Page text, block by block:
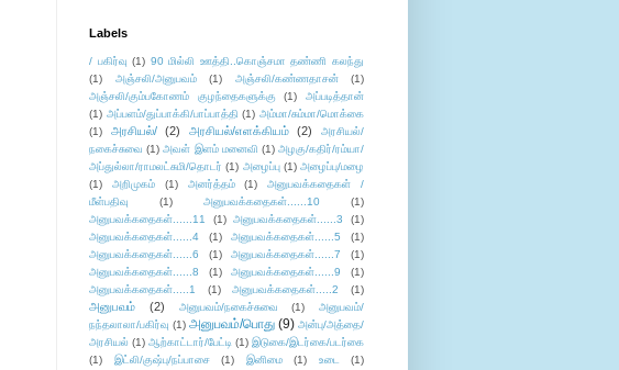
Labels
/ பகிர்வு (1) 90 மில்லி ஊத்தி..கொஞ்சமா தண்ணி கலந்து
(1)
அஞ்சலி/அனுபவம் (1) அஞ்சலி/கண்ணதாசன்
(1)
அஞ்சலி/கும்பகோணம் குழந்தைகளுக்கு
(1)
அப்படித்தான்
(1) அப்பளம்/துப்பாக்கி/பாப்பாத்தி (1) அம்மா/சும்மா/மொக்கை
(1)
அரசியல்/ (2) அரசியல்/எளக்கியம் (2)
அரசியல்/
நகைச்சுவை (1) அவள் இளம் மனைவி (1) அழகு/கதிர்/ரம்யா/
அப்துல்லா/ராமலட்சுமி/தொடர் (1) அழைப்பு (1) அழைப்பு/மழை
(1)
அறிமுகம் (1) அனர்த்தம் (1)
அனுபவக்கதைகள் /
மீள்பதிவு
(1) அனுபவக்கதைகள்......10
(1)
அனுபவக்கதைகள்......11
(1) அனுபவக்கதைகள்......3
(1)
அனுபவக்கதைகள்......4
(1) அனுபவக்கதைகள்......5
(1)
அனுபவக்கதைகள்......6
(1) அனுபவக்கதைகள்......7
(1)
அனுபவக்கதைகள்......8
(1) அனுபவக்கதைகள்......9
(1)
அனுபவக்கதைகள்.....1
(1) அனுபவக்கதைகள்.....2 (1)
அனுபவம் (2) அனுபவம்/நகைச்சுவை (1)
அனுபவம்/
நந்தலாலா/பகிர்வு (1) அனுபவம்/பொது (9) அன்பு/அத்தை/
அரசியல் (1) ஆற்காட்டார்/பேட்டி (1) இடுகை/இடர்கை/படர்கை
(1)
இட்லி/குஷ்பு/நப்பாசை (1) இனிமை (1) உடை
(1)